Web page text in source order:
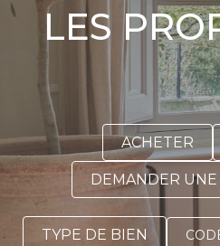
ACHETER
DEMANDER
TYPE DE BIEN
LES